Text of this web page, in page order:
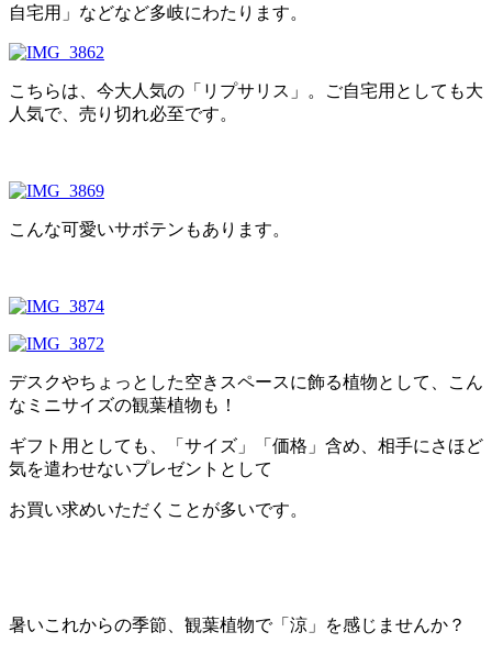
自宅用」などなど多岐にわたります。
こちらは、今大人気の「リプサリス」。ご自宅用としても大
人気で、売り切れ必至です。
こんな可愛いサボテンもあります。
デスクやちょっとした空きスペースに飾る植物として、こん
なミニサイズの観葉植物も！
ギフト用としても、「サイズ」「価格」含め、相手にさほど
気を遣わせないプレゼントとして
お買い求めいただくことが多いです。
暑いこれからの季節、観葉植物で「涼」を感じませんか？